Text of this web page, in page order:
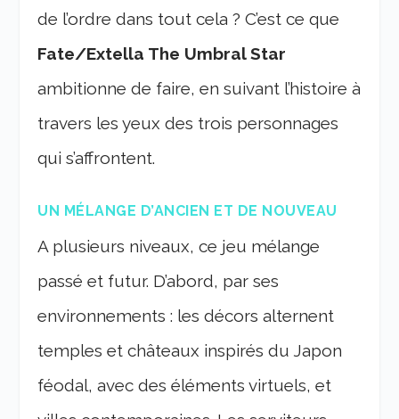
de l’ordre dans tout cela ? C’est ce que
Fate/Extella The Umbral Star
ambitionne de faire, en suivant l’histoire à
travers les yeux des trois personnages
qui s’affrontent.
UN MÉLANGE D’ANCIEN ET DE NOUVEAU
A plusieurs niveaux, ce jeu mélange
passé et futur. D’abord, par ses
environnements : les décors alternent
temples et châteaux inspirés du Japon
féodal, avec des éléments virtuels, et